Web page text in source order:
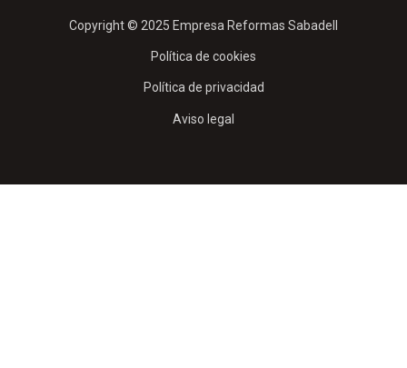
Copyright © 2025 Empresa Reformas Sabadell
Política de cookies
Política de privacidad
Aviso legal